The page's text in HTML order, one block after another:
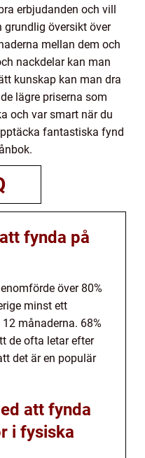
erbjudanden och vill
grundlig översikt över
mellan dem och
nackdelar kan man
kunskap kan man dra
lägre priserna som
och var smart när du
fantastiska fynd
fynda på
över 80%
minst ett
månaderna. 68%
de ofta letar efter
det är en populär
att fynda
i fysiska